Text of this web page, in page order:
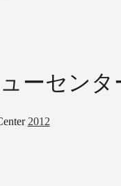
ーセンタ
2012